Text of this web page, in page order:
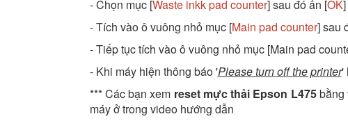
- Chọn mục [Waste inkk pad counter] sau đó ấn [OK]
- Tích vào ô vuông nhỏ mục [Main pad counter] sau
- Tiếp tục tích vào ô vuông nhỏ mục [Main pad
- Khi máy hiện thông báo 'Please turn off the printer'
*** Các bạn xem reset mực thải Epson L475bằng
máy ở trong video hướng dẫn